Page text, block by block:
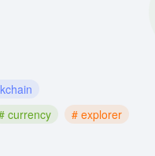
currency
# explorer